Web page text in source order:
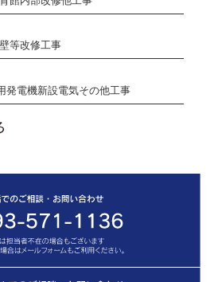
等改修工事
発電機新設電気その他工事